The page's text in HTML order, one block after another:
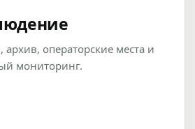
операторские места и
мониторинг.